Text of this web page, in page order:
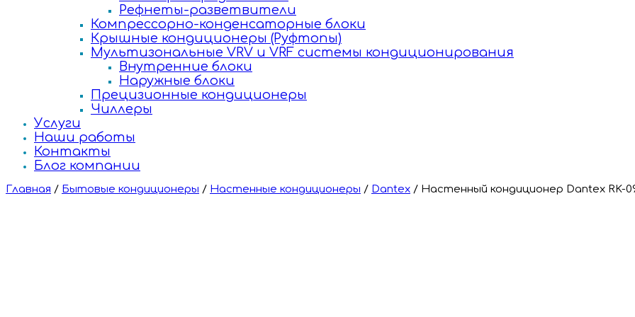
Рефнеты-разветвители
Компрессорно-конденсаторные блоки
Крышные кондиционеры (Руфтопы)
Мультизональные VRV и VRF системы кондиционирования
Внутренние блоки
Наружные блоки
Прецизионные кондиционеры
Чиллеры
Услуги
Наши работы
Контакты
Блог компании
Главная / Бытовые кондиционеры / Настенные кондиционеры / Dantex / Настенный кондиционер Dantex RK-